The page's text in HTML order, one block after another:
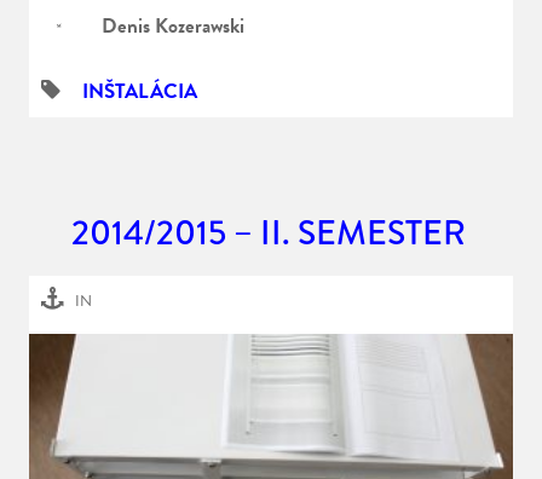
Denis Kozerawski
INŠTALÁCIA
2014/2015 – II. SEMESTER
IN